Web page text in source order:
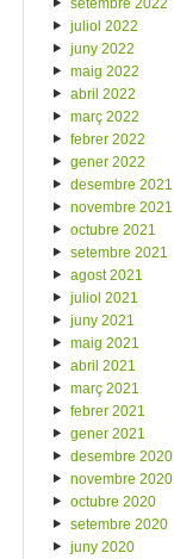
setembre 2022
juliol 2022
juny 2022
maig 2022
abril 2022
març 2022
febrer 2022
gener 2022
desembre 2021
novembre 2021
octubre 2021
setembre 2021
agost 2021
juliol 2021
juny 2021
maig 2021
abril 2021
març 2021
febrer 2021
gener 2021
desembre 2020
novembre 2020
octubre 2020
setembre 2020
juny 2020